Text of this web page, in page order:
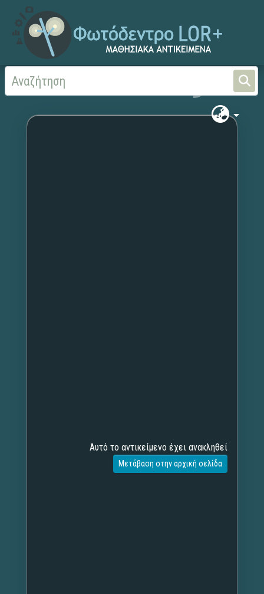
Αρχική Χωρίς τίτλο
Αυτό το αντικείμενο έχει ανακληθεί
Μετάβαση στην αρχική σελίδα